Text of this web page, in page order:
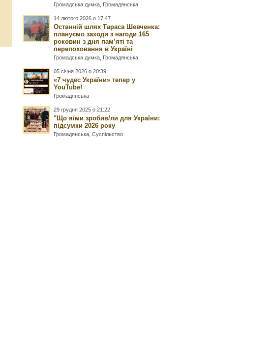
Громадська думка Громадянська
14 лютого 2026 о 17:47
Останній шлях Тараса Шевченка:
плануємо заходи з нагоди 165
роковин з дня памʼяті та
перепоховання в Україні
Громадська думка Громадянська
05 січня 2026 о 20:39
«7 чудес України» тепер у
YouTube!
Громадянська
29 грудня 2025 о 21:22
"Що я/ми зробив/ли для України:
підсумки 2026 року
Громадянська ,Суспільство